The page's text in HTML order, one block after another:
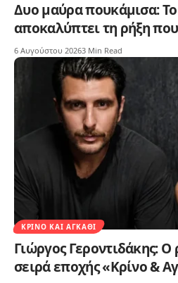
Δυο μαύρα πουκάμισα:
αποκαλύπτει τη ρήξη
6 Αυγούστου 20263 Min Read
ΚΡΊΝΟ ΚΑΙ ΑΓΚΆΘΙ
Γιώργος Γεροντιδάκης: Ο
σειρά εποχής «Κρίνο &